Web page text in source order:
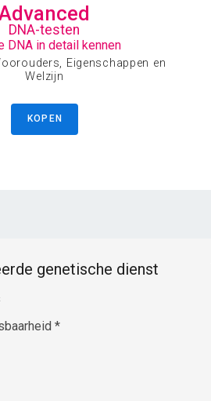
DNA-testen
DNA in detail kennen
Eigenschappen en
Welzijn
KOPEN
genetische dienst
*